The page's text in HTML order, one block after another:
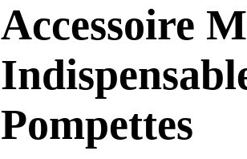
Accessoire
Pompettes